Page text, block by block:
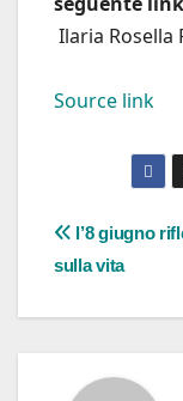
Ilaria Rosella
Source link
l’8 giugno
sulla vita